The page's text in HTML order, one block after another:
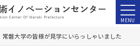
常磐大学の皆様が見学にいらっしゃいました